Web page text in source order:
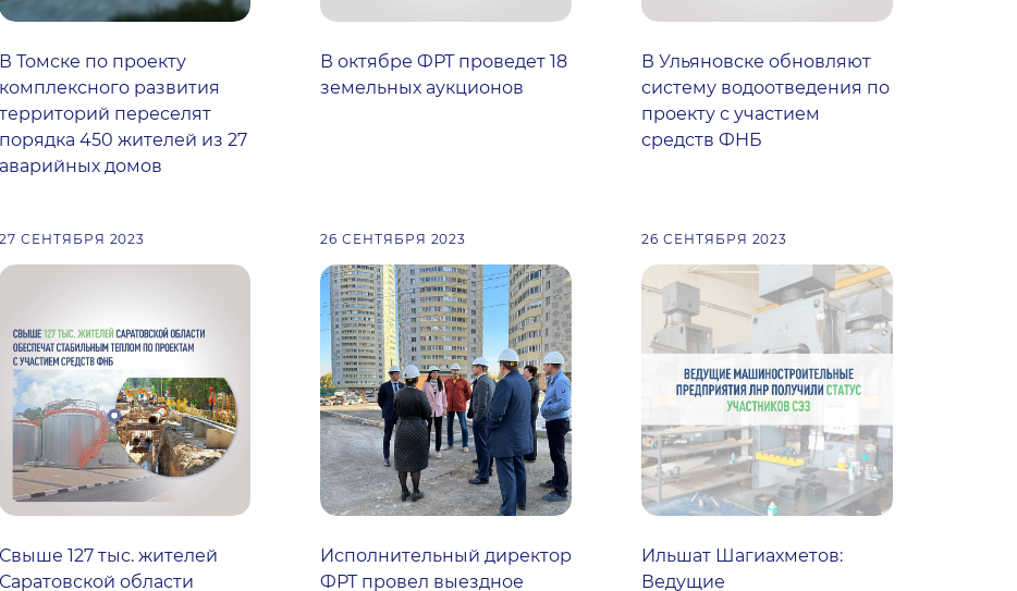
В Томске по проекту
комплексного развития
территорий переселят
порядка 450 жителей из 27
аварийных домов
В октябре ФРТ проведет 18
земельных аукционов
В Ульяновске обновляют
систему водоотведения по
проекту с участием
средств ФНБ
27 СЕНТЯБРЯ 2023
Свыше 127 тыс. жителей
Саратовской области
26 СЕНТЯБРЯ 2023
Исполнительный директор
ФРТ провел выездное
26 СЕНТЯБРЯ 2023
Ильшат Шагиахметов:
Ведущие